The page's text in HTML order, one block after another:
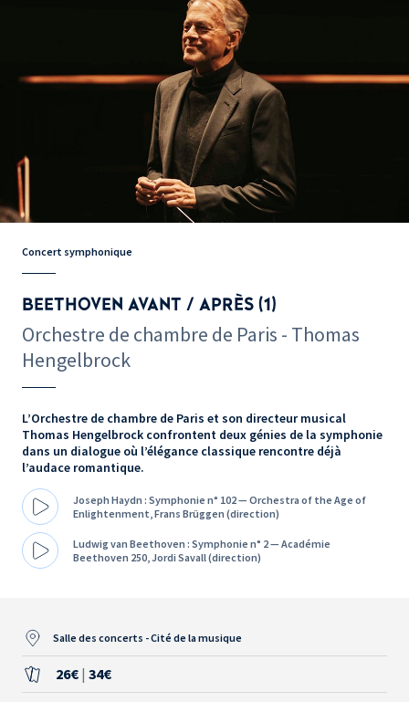
Concert symphonique
BEETHOVEN AVANT / APRÈS (1)
Orchestre de chambre de Paris - Thomas
Hengelbrock
L’Orchestre de chambre de Paris et son directeur musical
Thomas Hengelbrock confrontent deux génies de la symphonie
dans un dialogue où l’élégance classique rencontre déjà
l’audace romantique.
Joseph Haydn : Symphonie n° 102 — Orchestra of the Age of
Enlightenment, Frans Brüggen (direction)
Ludwig van Beethoven : Symphonie n° 2 — Académie
Beethoven 250, Jordi Savall (direction)
Salle des concerts - Cité de la musique
26€ | 34€